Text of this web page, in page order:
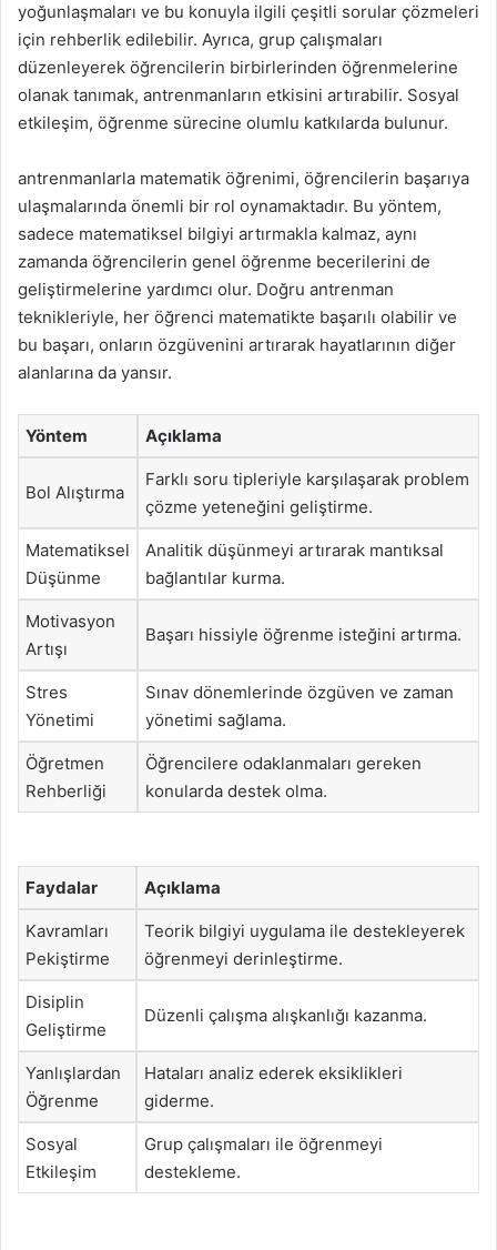
yoğunlaşmaları ve bu konuyla ilgili çeşitli sorular çözmeleri
için rehberlik edilebilir. Ayrıca, grup çalışmaları
düzenleyerek öğrencilerin birbirlerinden öğrenmelerine
olanak tanımak, antrenmanların etkisini artırabilir. Sosyal
etkileşim, öğrenme sürecine olumlu katkılarda bulunur.
antrenmanlarla matematik öğrenimi, öğrencilerin başarıya
ulaşmalarında önemli bir rol oynamaktadır. Bu yöntem,
sadece matematiksel bilgiyi artırmakla kalmaz, aynı
zamanda öğrencilerin genel öğrenme becerilerini de
geliştirmelerine yardımcı olur. Doğru antrenman
teknikleriyle, her öğrenci matematikte başarılı olabilir ve
bu başarı, onların özgüvenini artırarak hayatlarının diğer
alanlarına da yansır.
Yöntem Açıklama
Bol Alıştırma
Farklı soru tipleriyle karşılaşarak problem
çözme yeteneğini geliştirme.
Matematiksel
Düşünme
Analitik düşünmeyi artırarak mantıksal
bağlantılar kurma.
Motivasyon
Artışı
Başarı hissiyle öğrenme isteğini artırma.
Stres
Yönetimi
Sınav dönemlerinde özgüven ve zaman
yönetimi sağlama.
Öğretmen
Rehberliği
Öğrencilere odaklanmaları gereken
konularda destek olma.
Faydalar Açıklama
Kavramları
Pekiştirme
Teorik bilgiyi uygulama ile destekleyerek
öğrenmeyi derinleştirme.
Disiplin
Geliştirme
Düzenli çalışma alışkanlığı kazanma.
Yanlışlardan
Öğrenme
Hataları analiz ederek eksiklikleri
giderme.
Sosyal
Etkileşim
Grup çalışmaları ile öğrenmeyi
destekleme.